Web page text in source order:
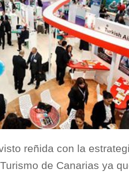
reñida con la
de Canarias ya